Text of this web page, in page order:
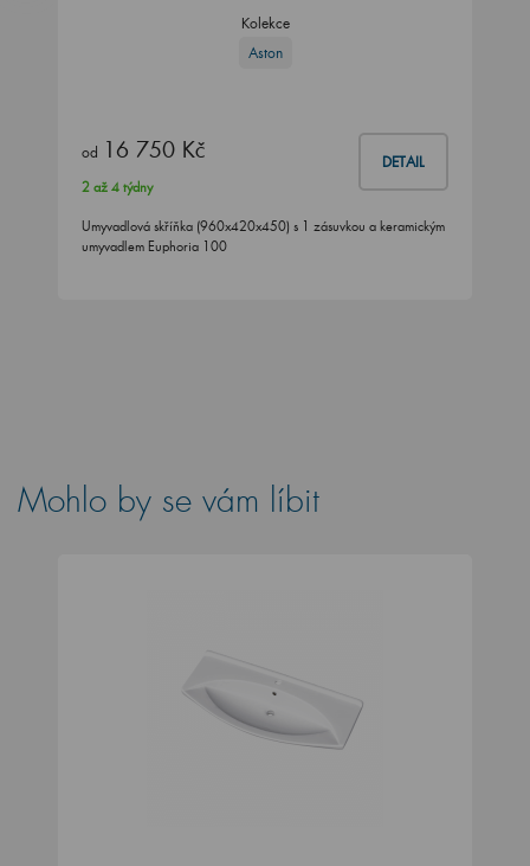
Kolekce
Aston
od 16 750 Kč DETAIL
2 až 4 týdny
Umyvadlová skříňka (960x420x450) s 1 zásuvkou a keramickým
umyvadlem Euphoria 100
Mohlo by se vám líbit